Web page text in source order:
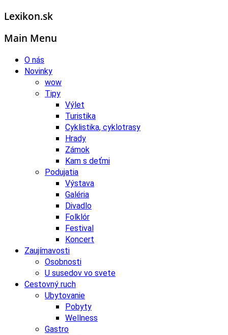
Lexikon.sk
Main Menu
O nás
Novinky
wow
Tipy
Výlet
Turistika
Cyklistika, cyklotrasy
Hrady
Zámok
Kam s deťmi
Podujatia
Výstava
Galéria
Divadlo
Folklór
Festival
Koncert
Zaujímavosti
Osobnosti
U susedov vo svete
Cestovný ruch
Ubytovanie
Pobyty
Wellness
Gastro